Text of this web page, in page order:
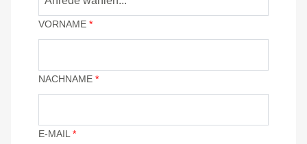
VORNAME *
NACHNAME *
E-MAIL *